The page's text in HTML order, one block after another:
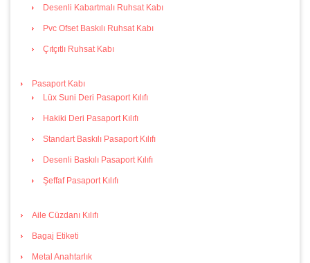
Desenli Kabartmalı Ruhsat Kabı
Pvc Ofset Baskılı Ruhsat Kabı
Çıtçıtlı Ruhsat Kabı
Pasaport Kabı
Lüx Suni Deri Pasaport Kılıfı
Hakiki Deri Pasaport Kılıfı
Standart Baskılı Pasaport Kılıfı
Desenli Baskılı Pasaport Kılıfı
Şeffaf Pasaport Kılıfı
Aile Cüzdanı Kılıfı
Bagaj Etiketi
Metal Anahtarlık